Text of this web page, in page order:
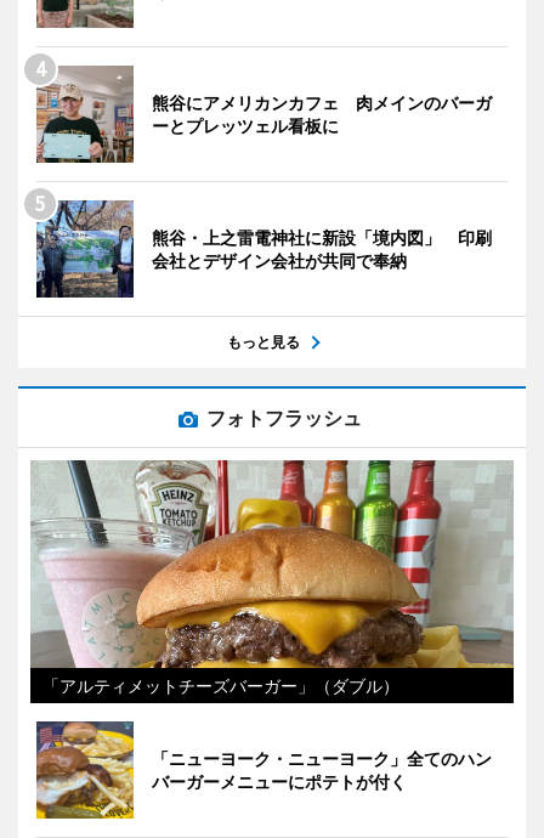
熊谷にアメリカンカフェ 肉メインのバーガ
ーとプレッツェル看板に
熊谷・上之雷電神社に新設「境内図」 印刷
会社とデザイン会社が共同で奉納
もっと見る
フォトフラッシュ
「アルティメットチーズバーガー」（ダブル）
「ニューヨーク・ニューヨーク」全てのハン
バーガーメニューにポテトが付く